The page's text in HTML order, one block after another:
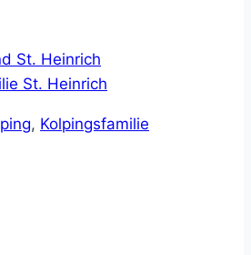
St. Heinrich
St. Heinrich
, Kolpingsfamilie